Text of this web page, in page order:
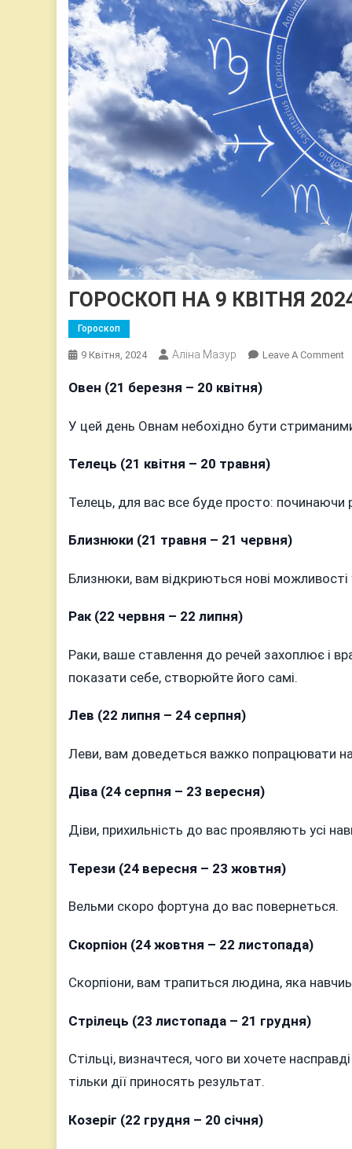
ГОРОСКОП НА 9 КВІТНЯ
Гороскоп
9 Квітня, 2024 Аліна Мазур Leave A CommentOn
Овен (21 березня – 20 квітня)
У цей день Овнам небохідно бути
Телець (21 квітня – 20 травня)
Телець, для вас все буде просто:
Близнюки (21 травня – 21 червня)
Близнюки, вам відкриються нові можливості у
Рак (22 червня – 22 липня)
Раки, ваше ставлення до речей захоплює і
показати себе, створюйте його самі.
Лев (22 липня – 24 серпня)
Леви, вам доведеться важко попрацювати
Діва (24 серпня – 23 вересня)
Діви, прихильність до вас проявляють усі
Терези (24 вересня – 23 жовтня)
Вельми скоро фортуна до вас повернеться.
Скорпіон (24 жовтня – 22 листопада)
Скорпіони, вам трапиться людина, яка
Стрілець (23 листопада – 21 грудня)
Стільці, визначтеся, чого ви хочете
тільки дії приносять результат.
Козеріг (22 грудня – 20 січня)